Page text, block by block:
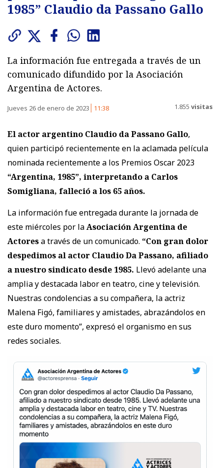
1985” Claudio da Passano Gallo
La información fue entregada a través de un
comunicado difundido por la Asociación
Argentina de Actores.
Jueves 26 de enero de 2023 11:38 1.855 visitas
El actor argentino Claudio da Passano Gallo,
quien participó recientemente en la aclamada película
nominada recientemente a los Premios Oscar 2023
“Argentina, 1985”, interpretando a Carlos
Somigliana, falleció a los 65 años.
La información fue entregada durante la jornada de
este miércoles por laAsociación Argentina de
Actoresa través de un comunicado. “Con gran dolor
despedimos al actor Claudio Da Passano, afiliado
a nuestro sindicato desde 1985. Llevó adelante una
amplia y destacada labor en teatro, cine y televisión.
Nuestras condolencias a su compañera, la actriz
Malena Figó, familiares y amistades, abrazándolos en
este duro momento”, expresó el organismo en sus
redes sociales.